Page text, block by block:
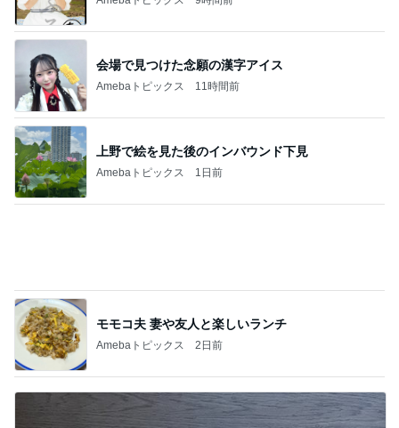
モモコ夫 妻や友人と楽しいランチ
Amebaトピックス 2日前
夫が買ってきた段ボールの有効利用
Amebaトピックス
記事を読む